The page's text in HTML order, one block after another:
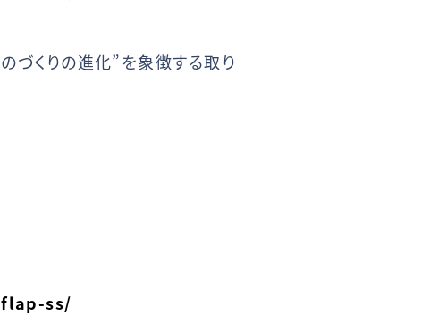
づくりの進化”を象徴する取り
ss/